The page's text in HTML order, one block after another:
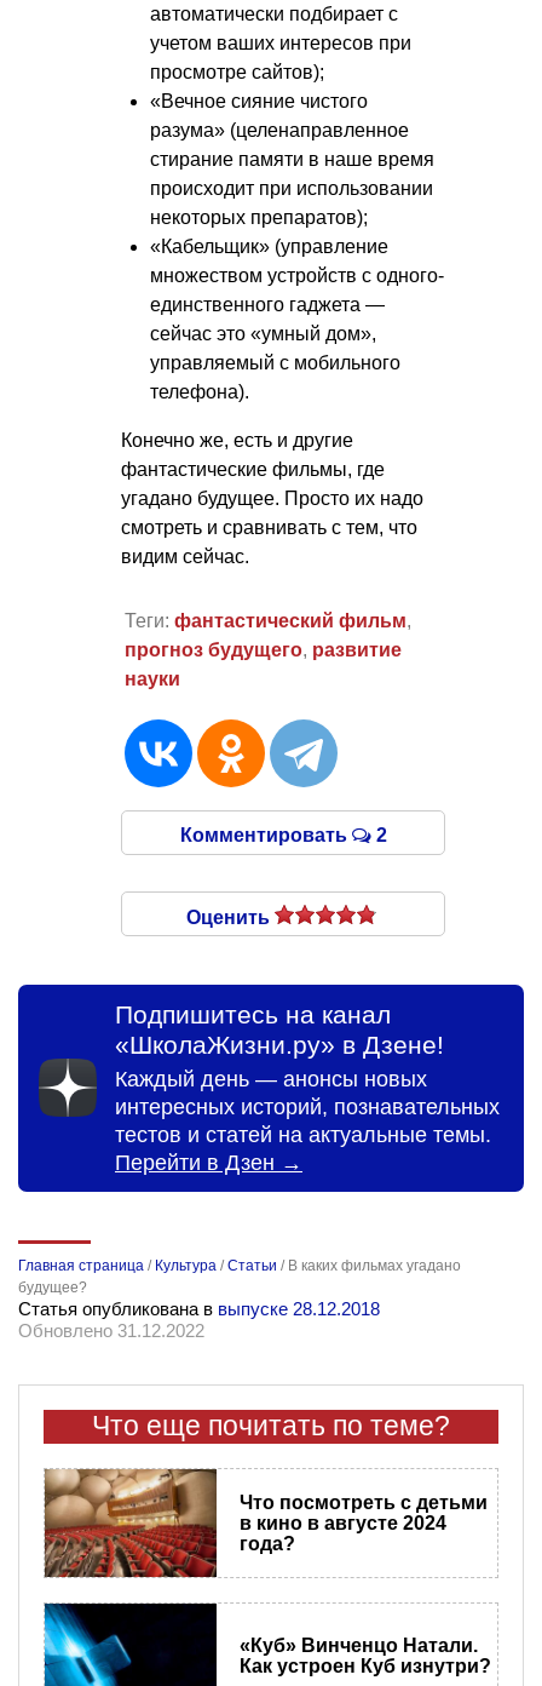
автоматически подбирает с
учетом ваших интересов при
просмотре сайтов);
«Вечное сияние чистого
разума» (целенаправленное
стирание памяти в наше время
происходит при использовании
некоторых препаратов);
«Кабельщик» (управление
множеством устройств с одного-
единственного гаджета —
сейчас это «умный дом»,
управляемый с мобильного
телефона).
Конечно же, есть и другие
фантастические фильмы, где
угадано будущее. Просто их надо
смотреть и сравнивать с тем, что
видим сейчас.
Теги: фантастический фильм,
прогноз будущего, развитие
науки
Комментировать 2
Оценить
Подпишитесь на канал
«ШколаЖизни.ру» в Дзене!
Каждый день — анонсы новых
интересных историй, познавательных
тестов и статей на актуальные темы.
Перейти в Дзен →
Главная страница / Культура /Статьи / В каких фильмах угадано
будущее?
Статья опубликована в выпуске 28.12.2018
Обновлено 31.12.2022
Что еще почитать по теме?
Что посмотреть с детьми
в кино в августе 2024
года?
«Куб» Винченцо Натали.
Как устроен Куб изнутри?